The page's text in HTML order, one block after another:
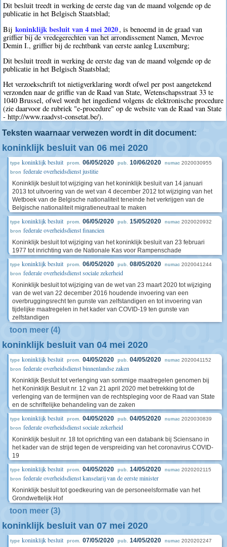
Dit besluit treedt in werking de eerste dag van de maand volgende op de
publicatie in het Belgisch Staatsblad;
Bij koninklijk besluit van 4 mei 2020, is benoemd in de graad van
griffier bij de vredegerechten van het arrondissement Namen, Mevroe
Demin I., griffier bij de rechtbank van eerste aanleg Luxemburg;
Dit besluit treedt in werking de eerste dag van de maand volgende op de
publicatie in het Belgisch Staatsblad;
Het verzoekschrift tot nietigverklaring wordt ofwel per post aangetekend
verzonden naar de griffie van de Raad van State, Wetenschapsstraat 33 te
1040 Brussel, ofwel wordt het ingediend volgens de elektronische procedure
(zie daarvoor de rubriek "e-procedure" op de website van de Raad van State
- http://www.raadvst-consetat.be/).
Teksten waarnaar verwezen wordt in dit document:
koninklijk besluit van 06 mei 2020
type koninklijk besluit prom. 06/05/2020 pub. 10/06/2020 numac 2020030955
bron federale overheidsdienst justitie
Koninklijk besluit tot wijziging van het koninklijk besluit van 14 januari
2013 tot uitvoering van de wet van 4 december 2012 tot wijziging van het
Wetboek van de Belgische nationaliteit teneinde het verkrijgen van de
Belgische nationaliteit migratieneutraal te maken
type koninklijk besluit prom. 06/05/2020 pub. 15/05/2020 numac 2020020932
bron federale overheidsdienst financien
Koninklijk besluit tot wijziging van het koninklijk besluit van 23 februari
1977 tot inrichting van de Nationale Kas voor Rampenschade
type koninklijk besluit prom. 06/05/2020 pub. 08/05/2020 numac 2020041244
bron federale overheidsdienst sociale zekerheid
Koninklijk besluit tot wijziging van de wet van 23 maart 2020 tot wijziging
van de wet van 22 december 2016 houdende invoering van een
overbruggingsrecht ten gunste van zelfstandigen en tot invoering van
tijdelijke maatregelen in het kader van COVID-19 ten gunste van
zelfstandigen
toon meer (4)
koninklijk besluit van 04 mei 2020
type koninklijk besluit prom. 04/05/2020 pub. 04/05/2020 numac 2020041152
bron federale overheidsdienst binnenlandse zaken
Koninklijk Besluit tot verlenging van sommige maatregelen genomen bij
het Koninklijk Besluit nr. 12 van 21 april 2020 met betrekking tot de
verlenging van de termijnen van de rechtspleging voor de Raad van State
en de schriftelijke behandeling van de zaken
type koninklijk besluit prom. 04/05/2020 pub. 04/05/2020 numac 2020030839
bron federale overheidsdienst sociale zekerheid
Koninklijk besluit nr. 18 tot oprichting van een databank bij Sciensano in
het kader van de strijd tegen de verspreiding van het coronavirus COVID-
19
type koninklijk besluit prom. 04/05/2020 pub. 14/05/2020 numac 2020202115
bron federale overheidsdienst kanselarij van de eerste minister
Koninklijk besluit tot goedkeuring van de personeelsformatie van het
Grondwettelijk Hof
toon meer (3)
koninklijk besluit van 07 mei 2020
type koninklijk besluit prom. 07/05/2020 pub. 14/05/2020 numac 2020202247